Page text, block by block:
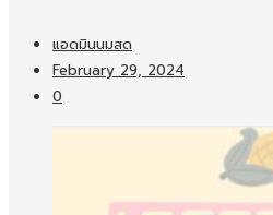
แอดมินนมสด
February 29, 2024
0